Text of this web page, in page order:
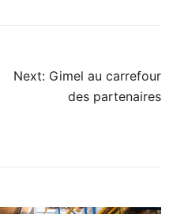
Next: Gimel au carrefour
des partenaires